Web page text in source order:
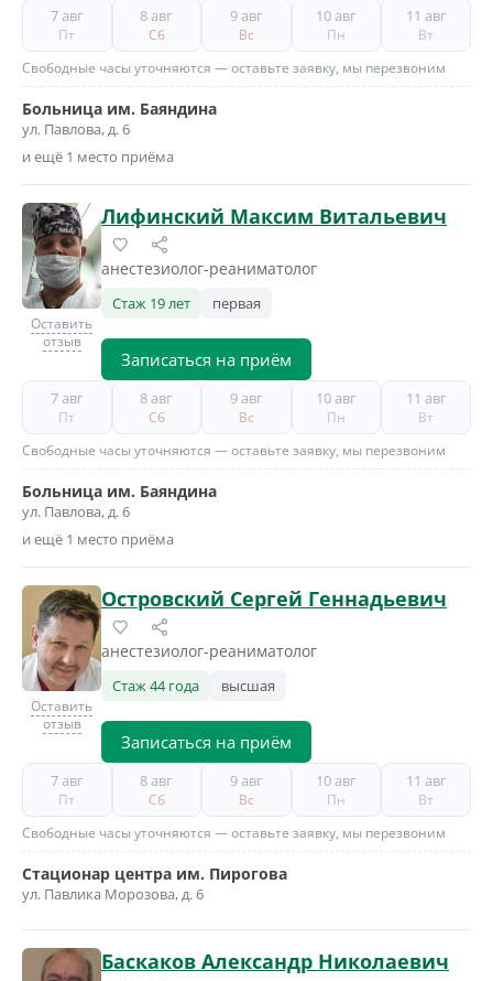
7 авг
Пт
8 авг
Сб
9 авг
Вс
10 авг
Пн
11 авг
Вт
Свободные часы уточняются — оставьте заявку, мы перезвоним
Больница им. Баяндина
ул. Павлова, д. 6
и ещё 1 место приёма
Оставить
отзыв
Лифинский Максим Витальевич
анестезиолог-реаниматолог
Стаж 19 лет первая
Записаться на приём
7 авг
Пт
8 авг
Сб
9 авг
Вс
10 авг
Пн
11 авг
Вт
Свободные часы уточняются — оставьте заявку, мы перезвоним
Больница им. Баяндина
ул. Павлова, д. 6
и ещё 1 место приёма
Оставить
отзыв
Островский Сергей Геннадьевич
анестезиолог-реаниматолог
Стаж 44 года высшая
Записаться на приём
7 авг
Пт
8 авг
Сб
9 авг
Вс
10 авг
Пн
11 авг
Вт
Свободные часы уточняются — оставьте заявку, мы перезвоним
Стационар центра им. Пирогова
ул. Павлика Морозова, д. 6
Баскаков Александр Николаевич